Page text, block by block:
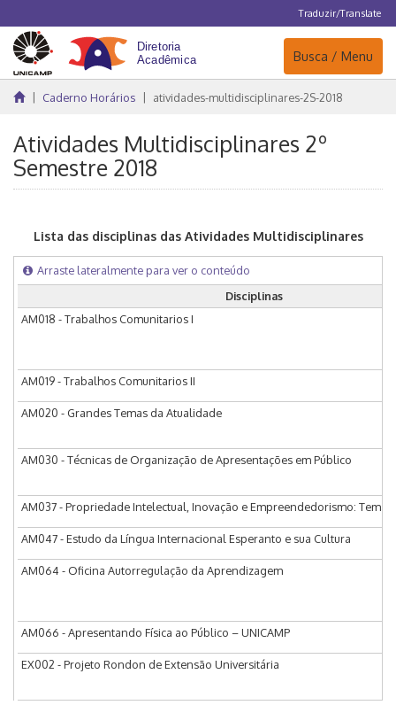
Traduzir/Translate
Navegação
Busca / Menu
Caderno Horários atividades-multidisciplinares-2S-2018
Atividades Multidisciplinares 2º
Semestre 2018
Lista das disciplinas das Atividades Multidisciplinares
Arraste lateralmente para ver o conteúdo
Disciplinas
AM018 - Trabalhos Comunitarios I
AM019 - Trabalhos Comunitarios II
AM020 - Grandes Temas da Atualidade
AM030 - Técnicas de Organização de Apresentações em Público
AM037 - Propriedade Intelectual, Inovação e Empreendedorismo:
AM047 - Estudo da Língua Internacional Esperanto e sua Cultura
AM064 - Oficina Autorregulação da Aprendizagem
AM066 - Apresentando Física ao Público – UNICAMP
EX002 - Projeto Rondon de Extensão Universitária